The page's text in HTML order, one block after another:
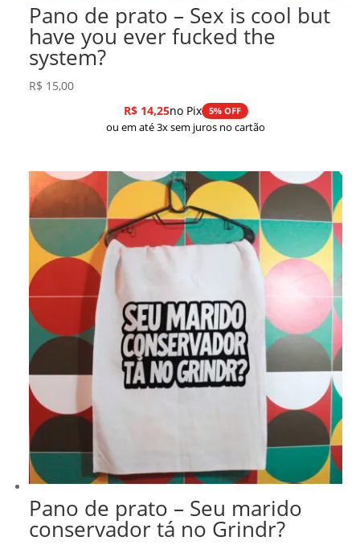
Pano de prato – Sex is cool but
have you ever fucked the
system?
R$ 15,00
R$14,25no Pix 5% OFF
ou em até 3x sem juros no cartão
Pano de prato – Seu marido
conservador tá no Grindr?